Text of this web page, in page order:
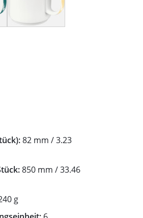
82 mm / 3.23
850 mm / 33.46
g